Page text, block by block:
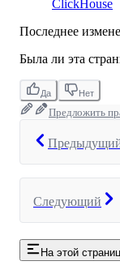
ClickHouse
Последнее
Была ли эта
Да Нет
Предложить
Следующий
На этой